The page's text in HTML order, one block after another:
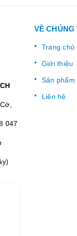
047
VỀ CHÚNG
Trang chủ
Giới thiệu
Sản phẩm
Liên hệ